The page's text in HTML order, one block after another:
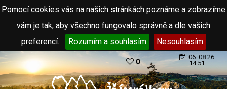
Pomocí cookies vás na našich stránkách poznáme a zobrazíme
vám je tak, aby všechno fungovalo správně a dle vašich
preferencí.
Rozumím a souhlasím Nesouhlasím
0
06. 08.26
14:51